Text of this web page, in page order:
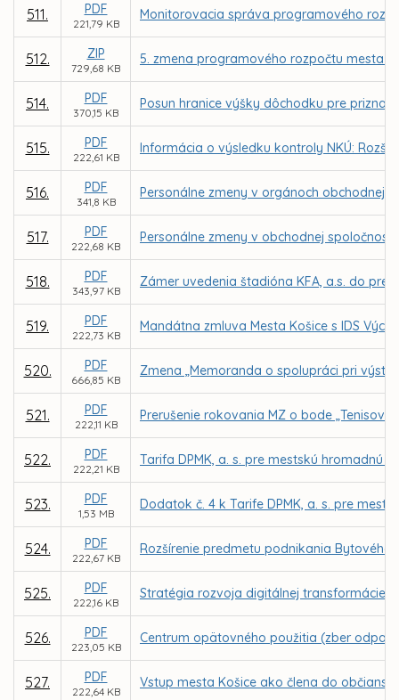
511. PDF
221,79 KB
Monitorovacia správa programového
512. ZIP
729,68 KB
5. zmena programového rozpočtu mesta
514. PDF
370,15 KB
Posun hranice výšky dôchodku pre
515. PDF
222,61 KB
Informácia o výsledku kontroly NKÚ:
516. PDF
341,8 KB
Personálne zmeny v orgánoch obchodnej
517. PDF
222,68 KB
Personálne zmeny v obchodnej
518. PDF
343,97 KB
Zámer uvedenia štadióna KFA, a.s. do
519. PDF
222,73 KB
Mandátna zmluva Mesta Košice s IDS
520. PDF
666,85 KB
Zmena „Memoranda o spolupráci pri
521. PDF
222,11 KB
Prerušenie rokovania MZ o bode
522. PDF
222,21 KB
Tarifa DPMK, a. s. pre mestskú
523. PDF
1,53 MB
Dodatok č. 4 k Tarife DPMK, a. s. pre
524. PDF
222,67 KB
Rozšírenie predmetu podnikania Bytového
525. PDF
222,16 KB
Stratégia rozvoja digitálnej transformácie
526. PDF
223,05 KB
Centrum opätovného použitia (zber
527. PDF
222,64 KB
Vstup mesta Košice ako člena do